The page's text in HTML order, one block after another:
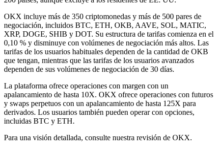
OKX incluye más de 350 criptomonedas y más de 500 pares de
negociación, incluidos BTC, ETH, OKB, AAVE, SOL, MATIC,
XRP, DOGE, SHIB y DOT. Su estructura de tarifas comienza en el
0,10 % y disminuye con volúmenes de negociación más altos. Las
tarifas de los usuarios habituales dependen de la cantidad de OKB
que tengan, mientras que las tarifas de los usuarios avanzados
dependen de sus volúmenes de negociación de 30 días.
La plataforma ofrece operaciones con margen con un
apalancamiento de hasta 10X. OKX ofrece operaciones con futuros
y swaps perpetuos con un apalancamiento de hasta 125X para
derivados. Los usuarios también pueden operar con opciones,
incluidas BTC y ETH.
Para una visión detallada, consulte nuestra revisión de OKX.